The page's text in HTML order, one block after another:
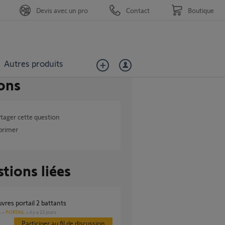
Autres produits
Devis avec un pro Contact Boutique
cette question
liées
portail 2 battants
PORTAIL il y a 23 jours
Participer au fil de discussion